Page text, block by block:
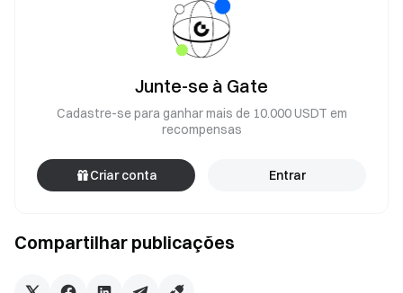
9 de fevereiro de 2026
Seu portal para as criptomoedas
Negocie mais de 4,900 criptomoedas de forma segura,
Comece hoje mesmo
Registre-se
e reivindique até $10000 em recompensas de
boas-vindas
Compartilhar publicações
Junte-se à Gate
Cadastre-se para ganhar mais de 10.000 USDT em
recompensas
Criar conta Entrar